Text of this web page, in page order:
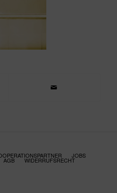
JOBS
AGB WIDERRUFSRECHT